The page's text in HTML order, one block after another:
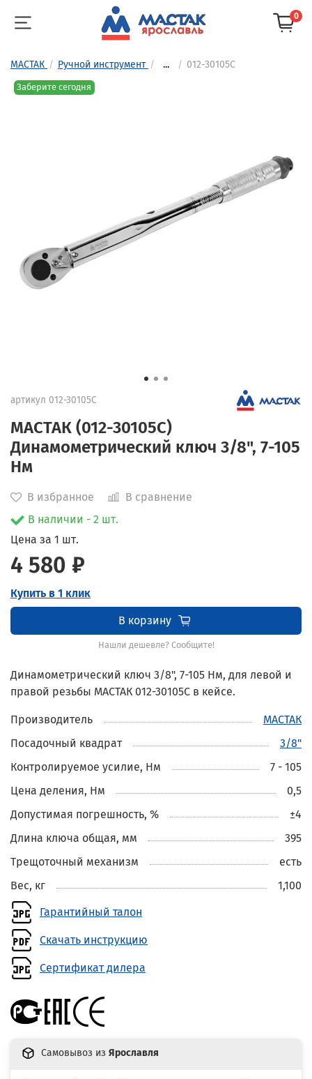
0
МАСТАК Ручной инструмент ... 012-30105C
Заберите сегодня
артикул 012-30105C
МАСТАК (012-30105C)
Динамометрический ключ 3/8", 7-105
Нм
В избранное
В сравнение
В наличии - 2 шт.
Цена за 1 шт.
4 580 ₽
Купить в 1 клик
В корзину
Нашли дешевле? Сообщите!
Динамометрический ключ 3/8", 7-105 Нм, для левой и
правой резьбы МАСТАК 012-30105C в кейсе.
Производитель
МАСТАК
Посадочный квадрат
3/8"
Контролируемое усилие, Нм
7 - 105
Цена деления, Нм
0,5
Допустимая погрешность, %
±4
Длина ключа общая, мм
395
Трещоточный механизм
есть
Вес, кг
1,100
Гарантийный талон
Скачать инструкцию
Сертификат дилера
Самовывоз из Ярославля